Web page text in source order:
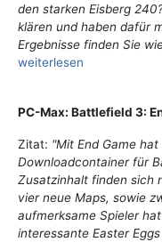
den starken Eisberg
klären und haben dafür
Ergebnisse finden Sie
weiterlesen
PC-Max: Battlefield 3:
Zitat: "Mit End Game
Downloadcontainer für
Zusatzinhalt finden sich
vier neue Maps, sowie
aufmerksame Spieler
interessante Easter